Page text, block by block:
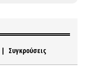
Συγκρούσεις